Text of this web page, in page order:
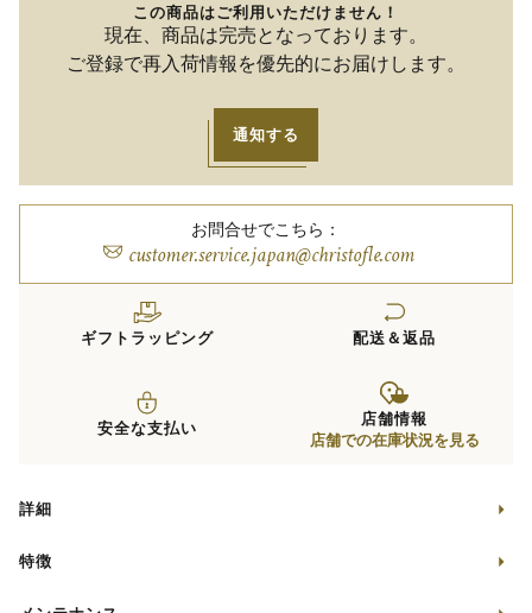
この商品はご利用いただけません！
現在、商品は完売となっております。
ご登録で再入荷情報を優先的にお届けします。
通知する
お問合せでこちら：
customer.service.japan@christofle.com
ギフトラッピング 配送＆返品
安全な支払い 店舗情報
店舗での在庫状況を見る
詳細
特徴